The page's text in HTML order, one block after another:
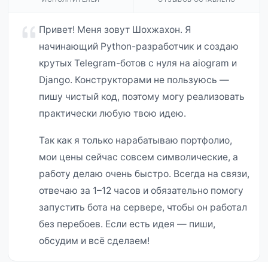
Привет! Меня зовут Шохжахон. Я
начинающий Python-разработчик и создаю
крутых Telegram-ботов с нуля на aiogram и
Django. Конструкторами не пользуюсь —
пишу чистый код, поэтому могу реализовать
практически любую твою идею.
Так как я только нарабатываю портфолио,
мои цены сейчас совсем символические, а
работу делаю очень быстро. Всегда на связи,
отвечаю за 1–12 часов и обязательно помогу
запустить бота на сервере, чтобы он работал
без перебоев. Если есть идея — пиши,
обсудим и всё сделаем!